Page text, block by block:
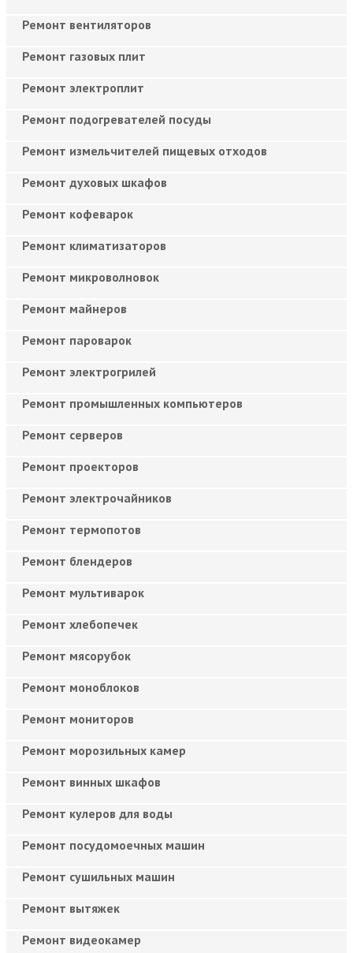
Ремонт вентиляторов
Ремонт газовых плит
Ремонт электроплит
Ремонт подогревателей посуды
Ремонт измельчителей пищевых отходов
Ремонт духовых шкафов
Ремонт кофеварок
Ремонт климатизаторов
Ремонт микроволновок
Ремонт майнеров
Ремонт пароварок
Ремонт электрогрилей
Ремонт промышленных компьютеров
Ремонт серверов
Ремонт проекторов
Ремонт электрочайников
Ремонт термопотов
Ремонт блендеров
Ремонт мультиварок
Ремонт хлебопечек
Ремонт мясорубок
Ремонт моноблоков
Ремонт мониторов
Ремонт морозильных камер
Ремонт винных шкафов
Ремонт кулеров для воды
Ремонт посудомоечных машин
Ремонт сушильных машин
Ремонт вытяжек
Ремонт видеокамер